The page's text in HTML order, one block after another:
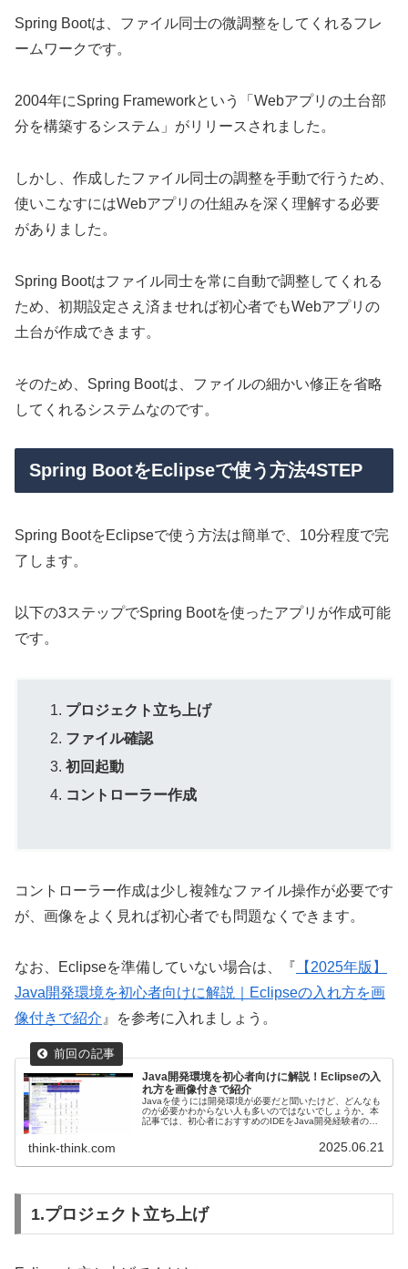
Spring Bootは、ファイル同士の微調整をしてくれるフレ
ームワークです。
2004年にSpring Frameworkという「Webアプリの土台部
分を構築するシステム」がリリースされました。
しかし、作成したファイル同士の調整を手動で行うため、
使いこなすにはWebアプリの仕組みを深く理解する必要
がありました。
Spring Bootはファイル同士を常に自動で調整してくれる
ため、初期設定さえ済ませれば初心者でもWebアプリの
土台が作成できます。
そのため、Spring Bootは、ファイルの細かい修正を省略
してくれるシステムなのです。
Spring BootをEclipseで使う方法4STEP
Spring BootをEclipseで使う方法は簡単で、10分程度で完
了します。
以下の3ステップでSpring Bootを使ったアプリが作成可能
です。
プロジェクト立ち上げ
ファイル確認
初回起動
コントローラー作成
コントローラー作成は少し複雑なファイル操作が必要です
が、画像をよく見れば初心者でも問題なくできます。
なお、Eclipseを準備していない場合は、『
【2025年版】
Java開発環境を初心者向けに解説｜Eclipseの入れ方を画
像付きで紹介』を参考に入れましょう。
Java開発環境を初心者向けに解説！Eclipseの入
れ方を画像付きで紹介
Javaを使うには開発環境が必要だと聞いたけど、どんなも
のが必要かわからない人も多いのではないでしょうか。本
記事では、初心者におすすめのIDEをJava開発経験者のみ
think-think.com 2025.06.21
1.プロジェクト立ち上げ